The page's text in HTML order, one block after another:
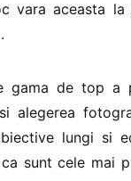
vara aceasta la
gama de top a
alegerea
lungi si
sunt cele mai